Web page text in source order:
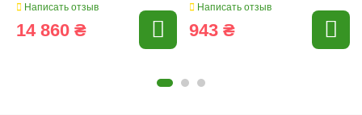
Написать отзыв
14 860 ₴
Написать отзыв
943 ₴